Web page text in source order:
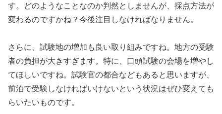
す。どのようなことなのか判然としませんが、採点方法が
変わるのですかね？今後注目しなければなりません。
さらに、試験地の増加も良い取り組みですね。地方の受験
者の負担が大きすぎます。特に、口頭試験の会場を増やし
てほしいですね。試験官の都合などもあると思いますが、
前泊で受験しなければいけないという状況はぜひ変えても
らいたいものです。